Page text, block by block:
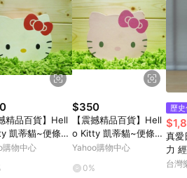
物金/超贈點/福利金/紅利折抵/折
購或批發轉賣不具回饋資格： 如
、批發轉賣而非最終消費使用者，
認定為準
精品百貨】Hell
凱蒂貓~便條紙
盒-紅色(M)【共
購物中心
$350
【震撼精品百貨】Hell
o Kitty 凱蒂貓~便條紙
附整理盒-粉色(S)【共1
Yahoo購物中心
0%
歷
真愛
力
奇
台灣